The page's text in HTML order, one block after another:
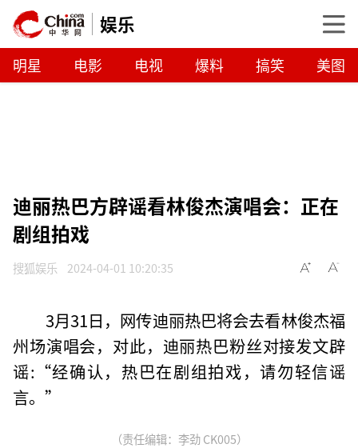
娱乐
明星 电影 电视 爆料 搞笑 美图
迪丽热巴方辟谣看林俊杰演唱会：正在
剧组拍戏
搜狐娱乐 2024-04-01 10:20:35
3月31日，网传迪丽热巴将会去看林俊杰福
州场演唱会，对此，迪丽热巴粉丝对接发文辟
谣:“经确认，热巴在剧组拍戏，请勿轻信谣
言。”
（责任编辑：李劲 CK005）